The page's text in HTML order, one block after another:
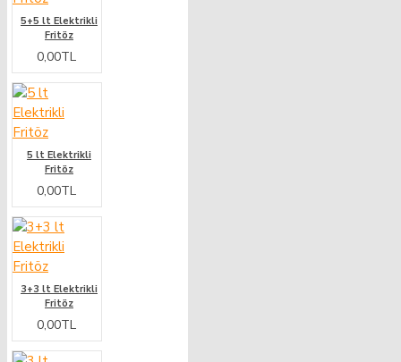
5+5 lt Elektrikli
Fritöz
0,00TL
5 lt Elektrikli
Fritöz
0,00TL
3+3 lt Elektrikli
Fritöz
0,00TL